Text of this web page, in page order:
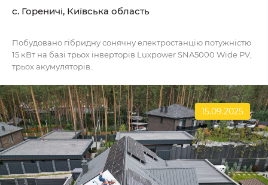
c. Гореничі, Київська область
Побудовано гібридну сонячну електростанцію потужністю
15 кВт на базі трьох інверторів Luxpower SNA5000 Wide PV,
трьох акумуляторів..
15.09.2025